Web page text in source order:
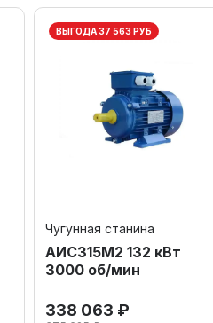
ВЫГОДА 37 563 РУБ
Чугунная станина
АИС315М2 132 кВт
3000 об/мин
338 063 ₽